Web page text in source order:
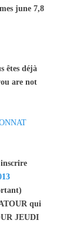
june 7,8
êtes déjà
are not
qui
JEUDI